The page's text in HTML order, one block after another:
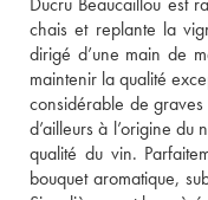
chais et replante la
dirigé d’une main de
maintenir la qualité
considérable de
d’ailleurs à l’origine
qualité du vin.
bouquet aromatique,